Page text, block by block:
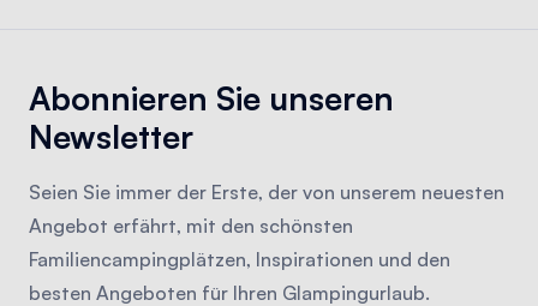
Abonnieren Sie unseren
Newsletter
Seien Sie immer der Erste, der von unserem neuesten
Angebot erfährt, mit den schönsten
Familiencampingplätzen, Inspirationen und den
besten Angeboten für Ihren Glampingurlaub.